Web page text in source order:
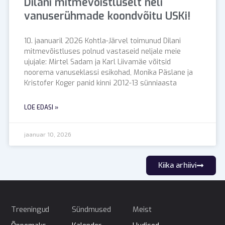
vanuserühmade koondvõitu USKi!
10. jaanuaril 2026 Kohtla-Järvel toimunud Dilani
mitmevõistluses polnud vastaseid neljale meie
ujujale: Mirtel Sadam ja Karl Liivamäe võitsid
noorema vanuseklassi esikohad, Monika Päslane ja
Kristofer Koger panid kinni 2012-13 sünniaasta
LOE EDASI »
jaanuar 10, 2026
Kiika arhiivi
Treeningud
Sündmused
Meist